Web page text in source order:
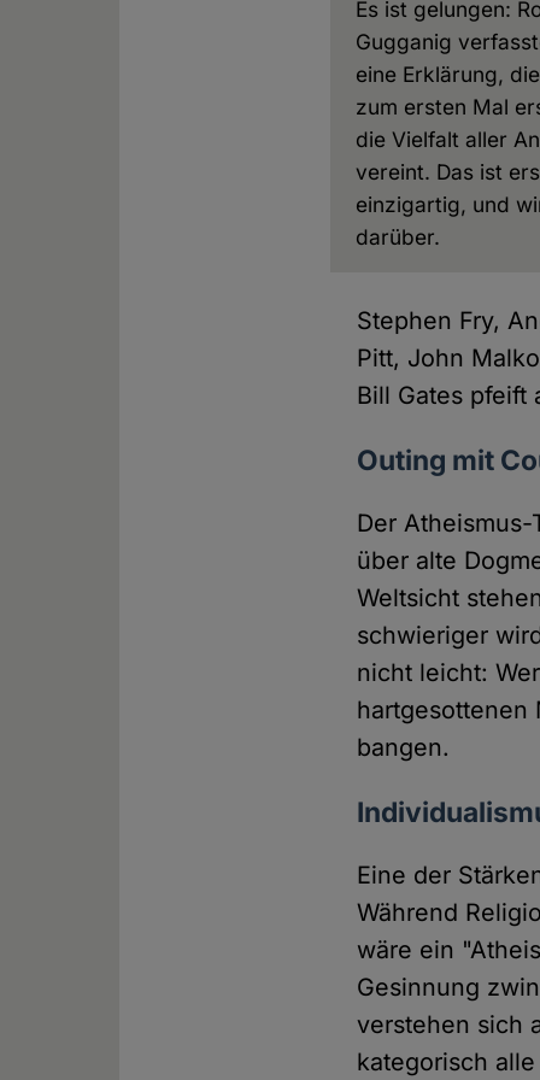
Es ist gelungen:
Gugganig
eine Erklärung,
zum ersten Mal
die Vielfalt aller
vereint. Das ist
einzigartig, und
darüber.
Stephen Fry,
Pitt, John
Bill Gates pfeift
Outing mit
Der
über alte
Weltsicht
schwieriger
nicht leicht:
hartgesottenen
bangen.
Eine der
Während
wäre ein
Gesinnung
verstehen sich
kategorisch